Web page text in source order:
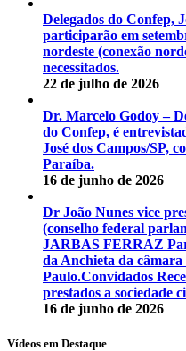
Delegados do Confep,
participarão em
nordeste (conexão
necessitados.
22 de julho de 2026
Dr. Marcelo Godoy –
do Confep, é
José dos Campos/SP,
Paraíba.
16 de junho de 2026
Dr João Nunes vice
(conselho federal
JARBAS FERRAZ
da Anchieta da
Paulo.Convidados
prestados a sociedade
16 de junho de 2026
Vídeos em Destaque